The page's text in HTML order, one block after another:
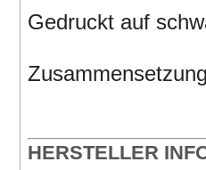
Gedruckt auf
HERSTELLER